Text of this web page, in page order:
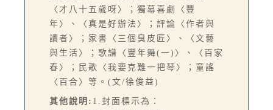
〈才八十五歲呀〉；獨幕喜劇〈豐
年〉、〈真是好辦法〉；評論〈作者與
讀者〉；家書〈三個臭皮匠〉、〈文藝
與生活〉；歌譜〈豐年舞(一)〉、〈百家
春〉；民歌〈我要克難一把琴〉；童謠
〈百合〉等。(文/徐俊益)
其他說明: 1.封面標示為：